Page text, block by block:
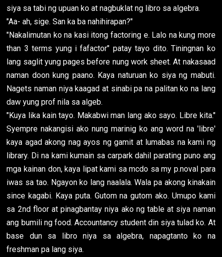
siya sa tabi ng upuan ko at nagbuklat ng libro sa algebra.
"Aa- ah, sige. San ka ba nahihirapan?"
"Nakalimutan ko na kasi itong factoring e. Lalo na kung more
than 3 terms yung i fafactor" patay tayo dito. Tiningnan ko
lang saglit yung pages before nung work sheet. At nakasaad
naman doon kung paano. Kaya naturuan ko siya ng mabuti.
Nagets naman niya kaagad at sinabi pa na palitan ko na lang
daw yung prof nila sa algeb.
"Kuya lika kain tayo. Makabwi man lang ako sayo. Libre kita."
Syempre nakangisi ako nung marinig ko ang word na 'libre'
kaya agad akong nag ayos ng gamit at lumabas na kami ng
library. Di na kami kumain sa carpark dahil parating puno ang
mga kainan don, kaya lipat kami sa mcdo sa my p.noval para
iwas sa tao. Ngayon ko lang naalala. Wala pa akong kinakain
since kagabi. Kaya puta. Gutom na gutom ako. Umupo kami
sa 2nd floor at pinagbantay niya ako ng table at siya naman
ang bumili ng food. Accountancy student din siya tulad ko. At
base dun sa libro niya sa algebra, napagtanto ko na
freshman pa lang siya.